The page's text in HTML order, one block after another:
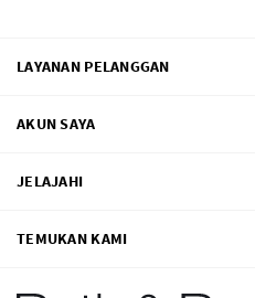
LAYANAN PELANGGAN
AKUN SAYA
JELAJAHI
TEMUKAN KAMI